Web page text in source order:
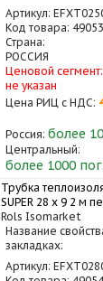
Артикул:
Код товара:
Страна:
РОССИЯ
Ценовой сегмент:
не указан
Цена РИЦ с НДС:
Россия: более
Центральный:
более 1000
Трубка
SUPER 28 x 9 2 м
Rols Isomarket
Название
закладках:
Артикул: